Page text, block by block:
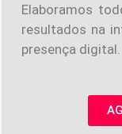
Elaboramos
resultados na
presença digital.